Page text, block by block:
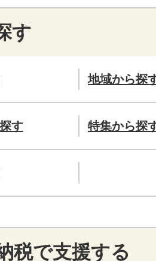
す
地域から探
す 特集から探
税で支援する